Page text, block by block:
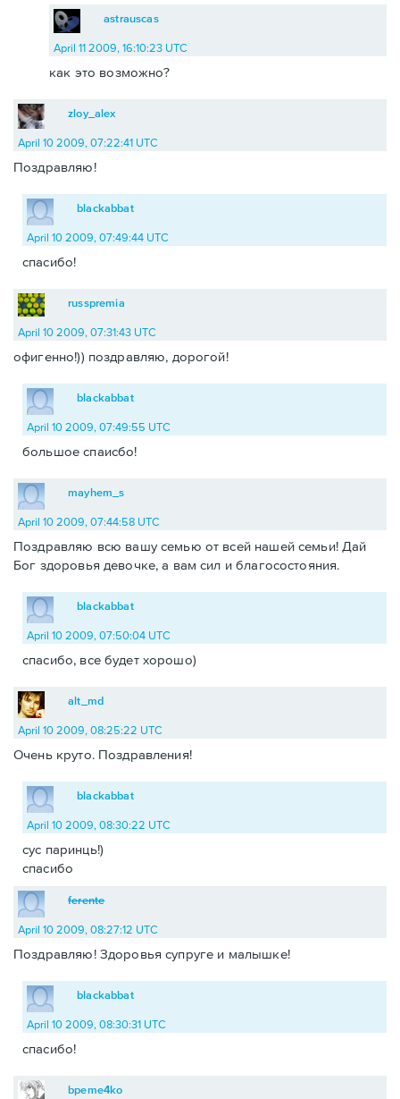
astrauscas
April 11 2009, 16:10:23 UTC
как это возможно?
zloy_alex
April 10 2009, 07:22:41 UTC
Поздравляю!
blackabbat
April 10 2009, 07:49:44 UTC
спасибо!
russpremia
April 10 2009, 07:31:43 UTC
офигенно!)) поздравляю, дорогой!
blackabbat
April 10 2009, 07:49:55 UTC
большое спаисбо!
mayhem_s
April 10 2009, 07:44:58 UTC
Поздравляю всю вашу семью от всей нашей семьи! Дай
Бог здоровья девочке, а вам сил и благосостояния.
blackabbat
April 10 2009, 07:50:04 UTC
спасибо, все будет хорошо)
alt_md
April 10 2009, 08:25:22 UTC
Очень круто. Поздравления!
blackabbat
April 10 2009, 08:30:22 UTC
сус паринць!)
спасибо
ferente
April 10 2009, 08:27:12 UTC
Поздравляю! Здоровья супруге и малышке!
blackabbat
April 10 2009, 08:30:31 UTC
спасибо!
bpeme4ko